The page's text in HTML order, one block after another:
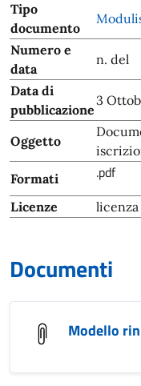
Tipo
documento
Numero e
data
n. del
Data di
pubblicazione
3
Oggetto
Formati
.pdf
Licenze
Documenti
Modello